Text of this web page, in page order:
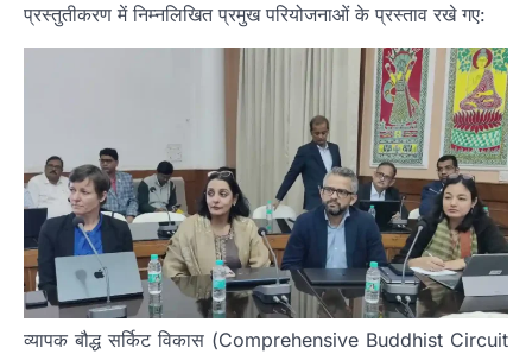
प्रस्तुतीकरण में निम्नलिखित प्रमुख परियोजनाओं के प्रस्ताव रखे गए:
व्यापक बौद्ध सर्किट विकास (Comprehensive Buddhist Circuit